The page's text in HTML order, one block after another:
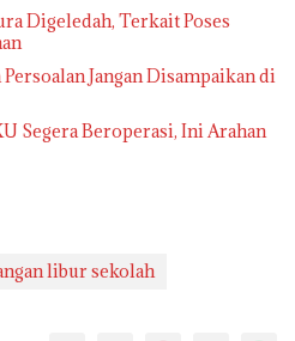
Digeledah, Terkait Poses
Jangan Disampaikan di
Segera Beroperasi, Ini Arahan
libur sekolah